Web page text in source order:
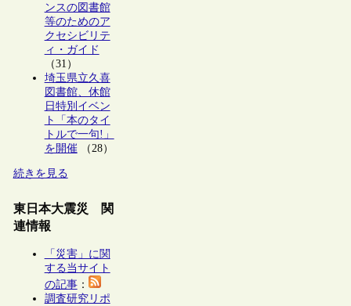
ンスの図書館
等のためのア
クセシビリテ
ィ・ガイド
（31）
埼玉県立久喜
図書館、休館
日特別イベン
ト「本のタイ
トルで一句!」
を開催（28）
続きを見る
東日本大震災 関
連情報
「災害」に関
する当サイト
の記事：
調査研究リポ